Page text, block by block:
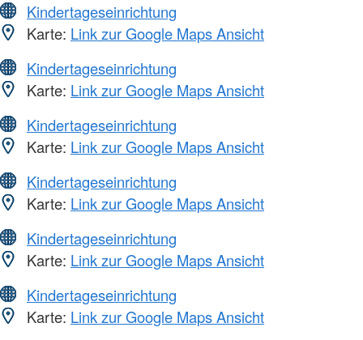
Kindertageseinrichtung
Karte: Link zur Google Maps Ansicht
Kindertageseinrichtung
Karte: Link zur Google Maps Ansicht
Kindertageseinrichtung
Karte: Link zur Google Maps Ansicht
Kindertageseinrichtung
Karte: Link zur Google Maps Ansicht
Kindertageseinrichtung
Karte: Link zur Google Maps Ansicht
Kindertageseinrichtung
Karte: Link zur Google Maps Ansicht